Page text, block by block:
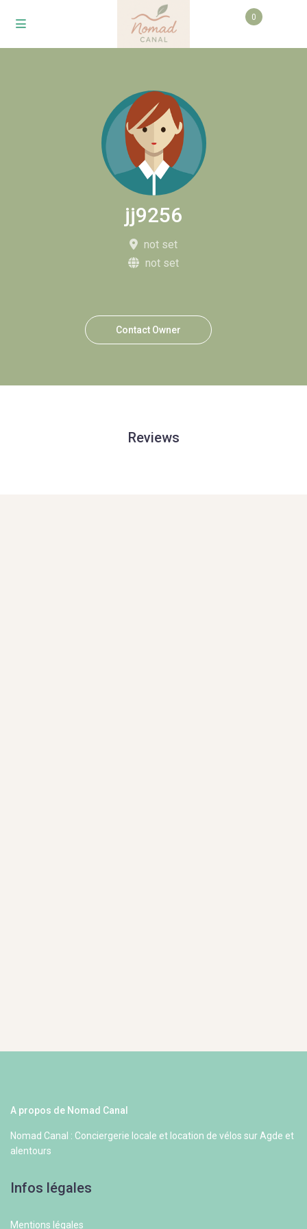
0
jj9256
not set
not set
Contact Owner
Reviews
A propos de Nomad Canal
Nomad Canal : Conciergerie locale et location de vélos sur Agde et
alentours
Infos légales
Mentions légales